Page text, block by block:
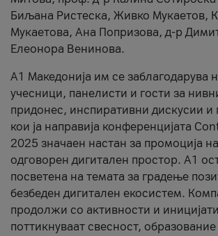
Биљана Ристеска, Живко Мукаетов,
Мукаетова, Ана Попризова, д-р
Елеонора Венинова.
А1 Македонија им се заблагодарува
учесници, панелисти и гости за
придонес, инспиративни дискусии и
кои ја направија конференцијата
2025 значаен настан за промоција
одговорен дигитален простор. А1
посветена на темата за градење
безбеден дигитален екосистем.
продолжи со активности и
поттикнуваат свесност,